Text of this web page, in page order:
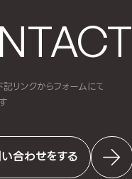
リンクからフォームにて
合わせをする